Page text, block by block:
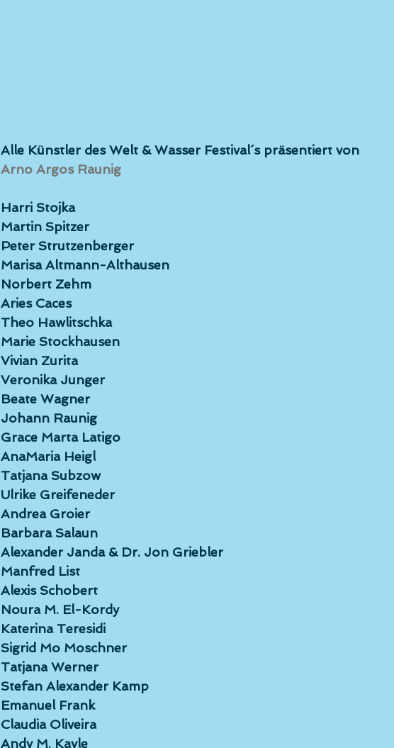
Alle Künstler des Welt & Wasser Festival´s präsentiert von
Arno Argos Raunig
Harri Stojka
Martin Spitzer
Peter Strutzenberger
Marisa Altmann-Althausen
Norbert Zehm
Aries Caces
Theo Hawlitschka
Marie Stockhausen
Vivian Zurita
Veronika Junger
Beate Wagner
Johann Raunig
Grace Marta Latigo
AnaMaria Heigl
Tatjana Subzow
Ulrike Greifeneder
Andrea Groier
Barbara Salaun
Alexander Janda & Dr. Jon Griebler
Manfred List
Alexis Schobert
Noura M. El-Kordy
Katerina Teresidi
Sigrid Mo Moschner
Tatjana Werner
Stefan Alexander Kamp
Emanuel Frank
Claudia Oliveira
Andy M. Kayle